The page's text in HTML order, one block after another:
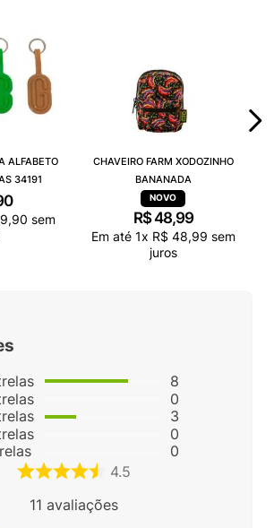
ALFABETO
34191
,90 sem
CHAVEIRO FARM XODOZINHO
BANANADA
R$48,99
Em até 1x R$ 48,99 sem
juros
8
0
3
0
0
4.5
11 avaliações